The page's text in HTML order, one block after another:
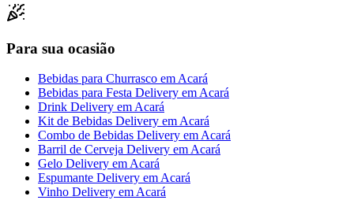
Para sua ocasião
Bebidas para Churrasco emAcará
Bebidas para Festa Delivery emAcará
Drink Delivery emAcará
Kit de Bebidas Delivery emAcará
Combo de Bebidas Delivery emAcará
Barril de Cerveja Delivery emAcará
Gelo Delivery emAcará
Espumante Delivery emAcará
Vinho Delivery emAcará